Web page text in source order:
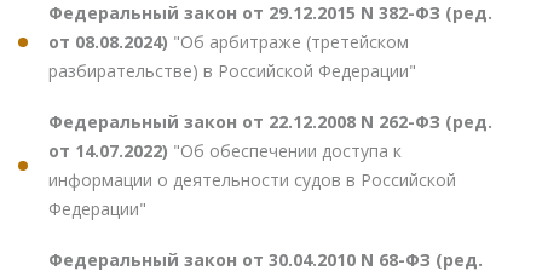
Федеральный закон от 29.12.2015 N 382-ФЗ (ред.
от 08.08.2024) "Об арбитраже (третейском
разбирательстве) в Российской Федерации"
Федеральный закон от 22.12.2008 N 262-ФЗ (ред.
от 14.07.2022) "Об обеспечении доступа к
информации о деятельности судов в Российской
Федерации"
Федеральный закон от 30.04.2010 N 68-ФЗ (ред.